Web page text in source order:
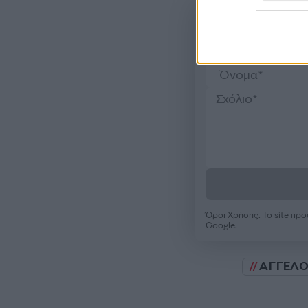
Όροι Χρήσης. Το site
Google.